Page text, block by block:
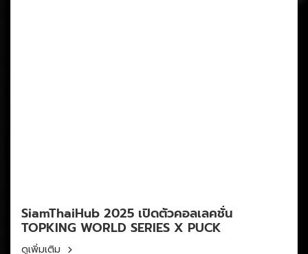
SiamThaiHub 2025 เปิดตัวคอลเลคชั่น
TOPKING WORLD SERIES X PUCK
ดูเพิ่มเติม